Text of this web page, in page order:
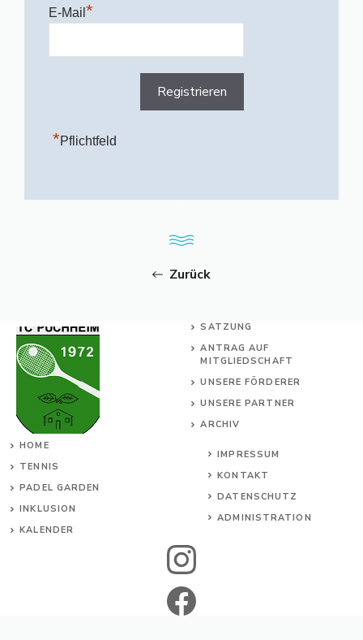
E-Mail *
*Pflichtfeld
Zurück
SATZUNG
ANTRAG AUF
MITGLIEDSCHAFT
UNSERE FÖRDERER
UNSERE PARTNER
ARCHIV
HOME
TENNIS
PADEL GARDEN
INKLUSION
KALENDER
IMPRESSUM
KONTAKT
DATENSCHUTZ
ADMINISTRATION